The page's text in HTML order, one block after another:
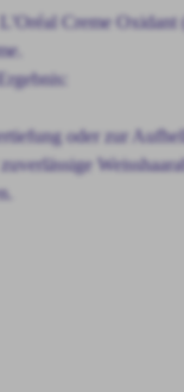
Creme Oxidant
oder zur